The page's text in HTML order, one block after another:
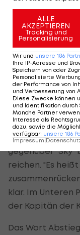
Platz, die haben
sich. Da muss
mehr die
gegenüber "Sky".
In der
"jedes Spiel
kommen", so
Nicolas
gegenüber
reichen. "Es
klar. Im Unteren
der Kapitän der
Das Wort
ALLE
AKZEPTIEREN
Tracking und
Personalisierung
Wir und unsere 186
Ihre IP-Adresse und
Speichern von oder
Personalisierte
der Performance von
und Verbesserung von
Diese Zwecke können
und Identifikation durch
Manche Partner
Interesse als
dazu, sowie die
verfügbar: unsere 186
Impressum